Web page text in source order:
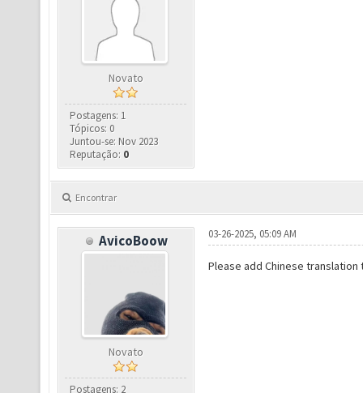
Novato
Postagens: 1
Tópicos: 0
Juntou-se: Nov 2023
Reputação: 0
Encontrar
AvicoBoow
Novato
Postagens: 2
03-26-2025, 05:09 AM
Please add Chinese